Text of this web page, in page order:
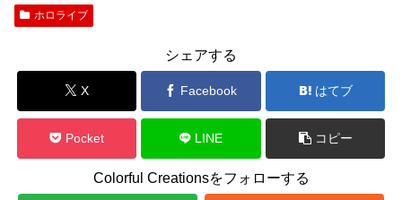
ホロライブ
シェアする
X Facebook はてブ
Pocket LINE コピー
Colorful Creationsをフォローする